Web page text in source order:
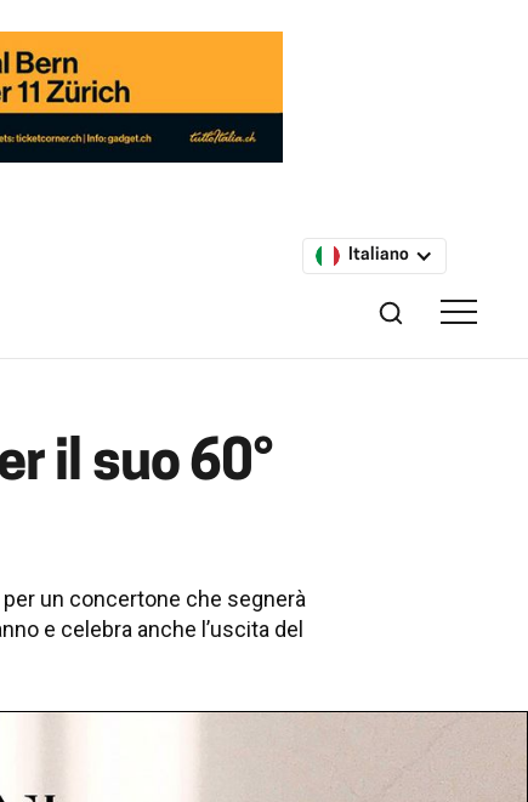
Italiano
il suo 60°
un concertone che segnerà
e celebra anche l’uscita del